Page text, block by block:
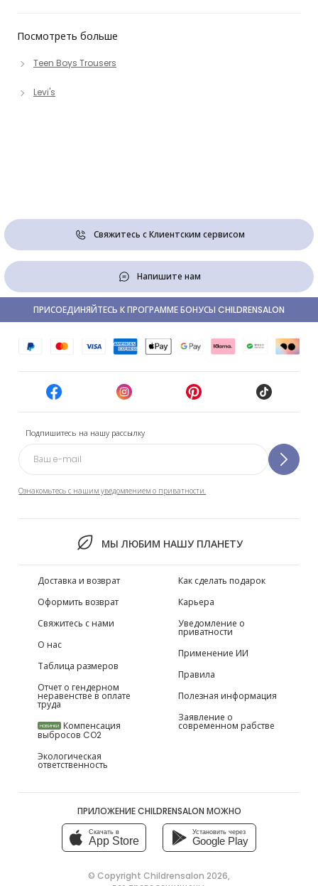
Посмотреть больше
Teen Boys Trousers
Levi's
Свяжитесь с Клиентским сервисом
Напишите нам
Подпишитесь на нашу рассылку
Ознакомьтесь с нашим уведомлением о приватности.
МЫ ЛЮБИМ НАШУ ПЛАНЕТУ
ПРИСОЕДИНЯЙТЕСЬ К ПРОГРАММЕ БОНУСЫ CHILDRENSALON
Доставка и возврат
Оформить возврат
Свяжитесь с нами
О нас
Таблица размеров
Отчет о гендерном
неравенстве в оплате
труда
НОВИНКИ Компенсация
выбросов CO2
Экологическая
ответственность
Как сделать подарок
Карьера
Уведомление о
приватности
Применение ИИ
Правила
Полезная информация
Заявление о
современном рабстве
ПРИЛОЖЕНИЕ CHILDRENSALON МОЖНО
Скачать в
App Store
Установить через
Google Play
© Copyright Childrensalon 2026,